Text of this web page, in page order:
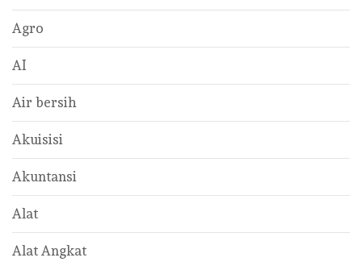
Agro
AI
Air bersih
Akuisisi
Akuntansi
Alat
Alat Angkat